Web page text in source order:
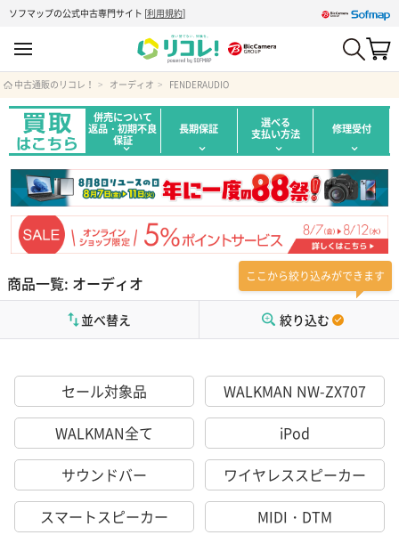
ソフマップの公式中古専門サイト [利用規約]
中古通販のリコレ！ オーディオ FENDERAUDIO
併売について
返品・初期不良
保証
長期保証 選べる
支払い方法 修理受付
商品一覧: オーディオ ここから絞り込みができます
絞り込む
並べ替え
セール対象品
WALKMAN NW-ZX707
WALKMAN全て
iPod
サウンドバー
ワイヤレススピーカー
スマートスピーカー
MIDI・DTM